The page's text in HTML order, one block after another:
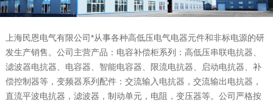
上海民恩电气有限公司*从事各种高低压电气电器元件和非标电源的研
发生产销售。公司主营产品：电容补偿柜系列：高低压串联电抗器、
滤波器电抗器、电容器、智能电容器、限流电抗器、启动电抗器、补
偿控制器等，变频器系列配件：交流输入电抗器，交流输出电抗器，
直流平波电抗器，滤波器，制动单元，电阻，变压器等。公司严格按